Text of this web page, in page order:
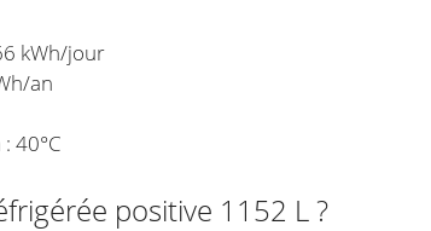
kWh/jour
an
40°C
positive 1152 L ?